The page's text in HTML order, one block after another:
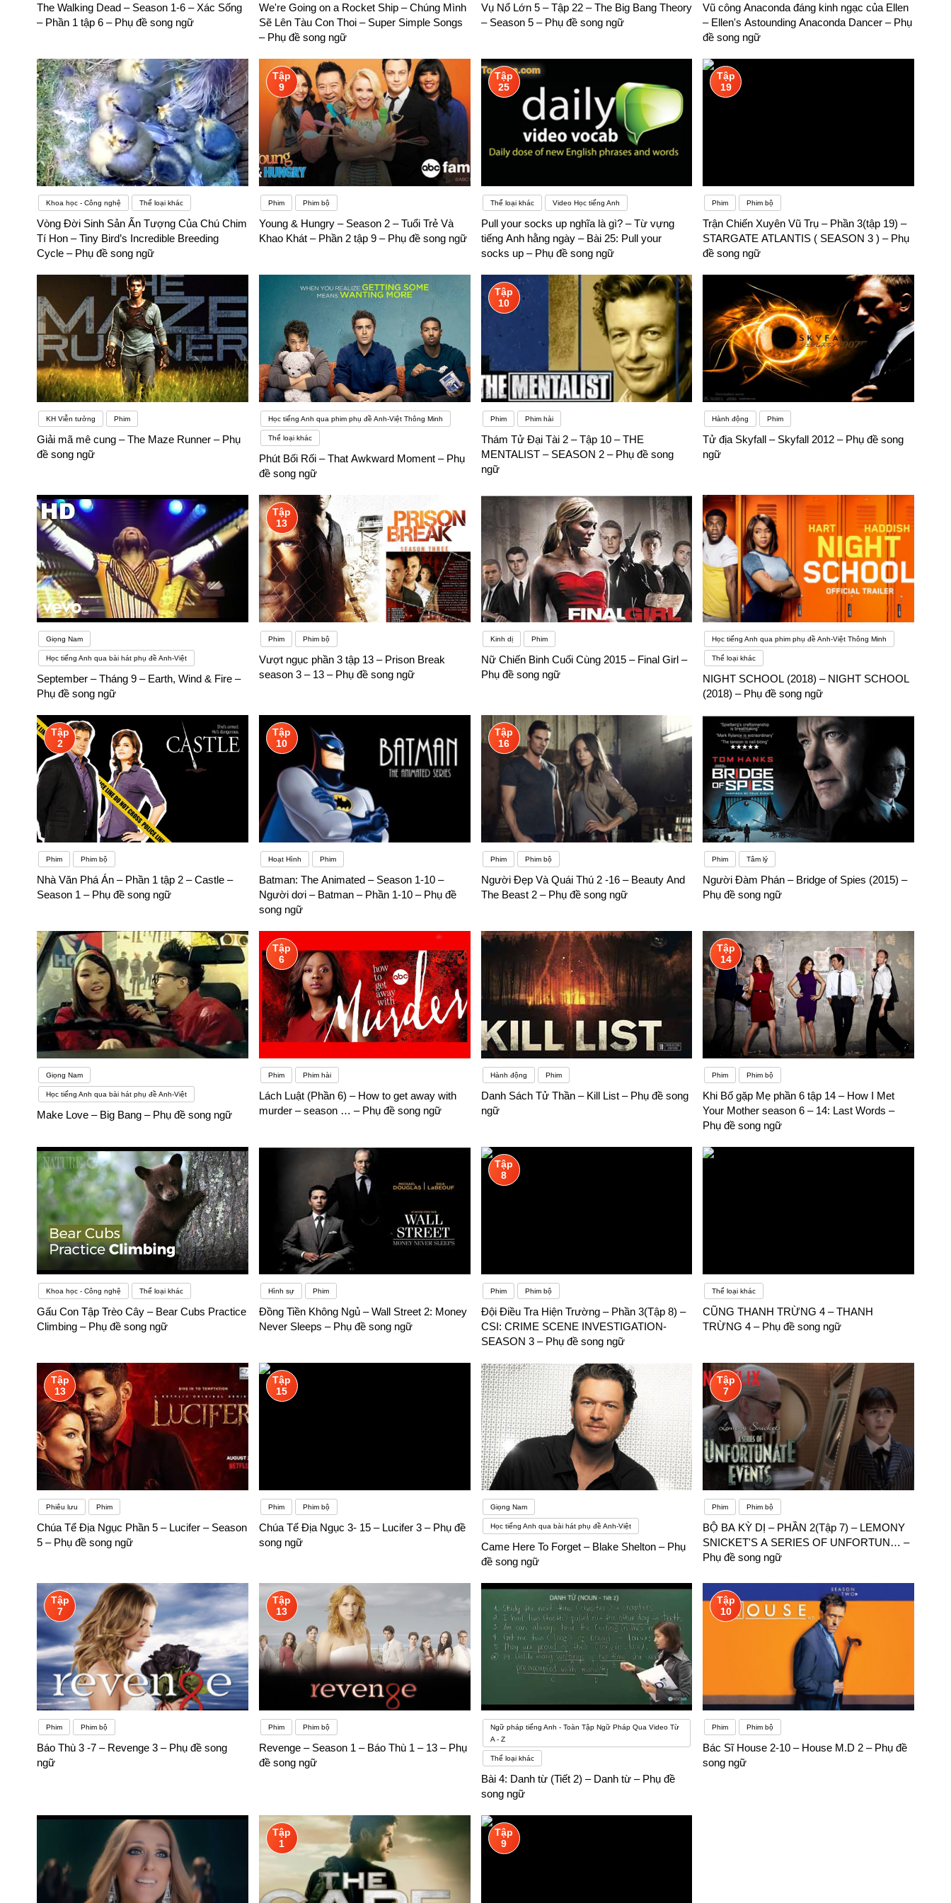
rụt rè. Nhìn chung những khó khăn nêu trên chúng ta đều có thể giải quyết được nếu như chúng ta có niềm đam mê với ngành học này.
The Walking Dead – Season 1-6 – Xác Sống
– Phần 1 tập 6 – Phụ đề song ngữ
We're Going on a Rocket Ship – Chúng Mình
Sẽ Lên Tàu Con Thoi – Super Simple Songs
– Phụ đề song ngữ
Vụ Nổ Lớn 5 – Tập 22 – The Big Bang Theory
– Season 5 – Phụ đề song ngữ
Vũ công Anaconda đáng kinh ngạc của Ellen
– Ellen's Astounding Anaconda Dancer – Phụ
đề song ngữ
Khoa học - Công nghệ Thể loại khác
Vòng Đời Sinh Sản Ấn Tượng Của Chú Chim
Tí Hon – Tiny Bird’s Incredible Breeding
Cycle – Phụ đề song ngữ
Tập
9
Phim Phim bộ
Young & Hungry – Season 2 – Tuổi Trẻ Và
Khao Khát – Phần 2 tập 9 – Phụ đề song ngữ
Tập
25
Thể loại khác Video Học tiếng Anh
Pull your socks up nghĩa là gì? – Từ vựng
tiếng Anh hằng ngày – Bài 25: Pull your
socks up – Phụ đề song ngữ
Tập
19
Phim Phim bộ
Trận Chiến Xuyên Vũ Trụ – Phần 3(tập 19) –
STARGATE ATLANTIS ( SEASON 3 ) – Phụ
đề song ngữ
KH Viễn tưởng Phim
Giải mã mê cung – The Maze Runner – Phụ
đề song ngữ
Học tiếng Anh qua phim phụ đề Anh-Việt Thông Minh
Thể loại khác
Phút Bối Rối – That Awkward Moment – Phụ
đề song ngữ
Tập
10
Phim Phim hài
Thám Tử Đại Tài 2 – Tập 10 – THE
MENTALIST – SEASON 2 – Phụ đề song
ngữ
Hành động Phim
Tử địa Skyfall – Skyfall 2012 – Phụ đề song
ngữ
Giọng Nam
Học tiếng Anh qua bài hát phụ đề Anh-Việt
September – Tháng 9 – Earth, Wind & Fire –
Phụ đề song ngữ
Tập
13
Phim Phim bộ
Vượt ngục phần 3 tập 13 – Prison Break
season 3 – 13 – Phụ đề song ngữ
Kinh dị Phim
Nữ Chiến Binh Cuối Cùng 2015 – Final Girl –
Phụ đề song ngữ
Học tiếng Anh qua phim phụ đề Anh-Việt Thông Minh
Thể loại khác
NIGHT SCHOOL (2018) – NIGHT SCHOOL
(2018) – Phụ đề song ngữ
Tập
2
Phim Phim bộ
Nhà Văn Phá Án – Phần 1 tập 2 – Castle –
Season 1 – Phụ đề song ngữ
Tập
10
Hoạt Hình Phim
Batman: The Animated – Season 1-10 –
Người dơi – Batman – Phần 1-10 – Phụ đề
song ngữ
Tập
16
Phim Phim bộ
Người Đẹp Và Quái Thú 2 -16 – Beauty And
The Beast 2 – Phụ đề song ngữ
Phim Tâm lý
Người Đàm Phán – Bridge of Spies (2015) –
Phụ đề song ngữ
Giọng Nam
Học tiếng Anh qua bài hát phụ đề Anh-Việt
Make Love – Big Bang – Phụ đề song ngữ
Tập
6
Phim Phim hài
Lách Luật (Phần 6) – How to get away with
murder – season … – Phụ đề song ngữ
Hành động Phim
Danh Sách Tử Thần – Kill List – Phụ đề song
ngữ
Tập
14
Phim Phim bộ
Khi Bố gặp Mẹ phần 6 tập 14 – How I Met
Your Mother season 6 – 14: Last Words –
Phụ đề song ngữ
Khoa học - Công nghệ Thể loại khác
Gấu Con Tập Trèo Cây – Bear Cubs Practice
Climbing – Phụ đề song ngữ
Hình sự Phim
Đồng Tiền Không Ngủ – Wall Street 2: Money
Never Sleeps – Phụ đề song ngữ
Tập
8
Phim Phim bộ
Đội Điều Tra Hiện Trường – Phần 3(Tập 8) –
CSI: CRIME SCENE INVESTIGATION-
SEASON 3 – Phụ đề song ngữ
Thể loại khác
CŨNG THANH TRỪNG 4 – THANH
TRỪNG 4 – Phụ đề song ngữ
Tập
13
Phiêu lưu Phim
Chúa Tể Địa Ngục Phần 5 – Lucifer – Season
5 – Phụ đề song ngữ
Tập
15
Phim Phim bộ
Chúa Tể Địa Ngục 3- 15 – Lucifer 3 – Phụ đề
song ngữ
Giọng Nam
Học tiếng Anh qua bài hát phụ đề Anh-Việt
Came Here To Forget – Blake Shelton – Phụ
đề song ngữ
Tập
7
Phim Phim bộ
BỘ BA KỲ DỊ – PHẦN 2(Tập 7) – LEMONY
SNICKET'S A SERIES OF UNFORTUN… –
Phụ đề song ngữ
Tập
7
Phim Phim bộ
Báo Thù 3 -7 – Revenge 3 – Phụ đề song
ngữ
Tập
13
Phim Phim bộ
Revenge – Season 1 – Báo Thù 1 – 13 – Phụ
đề song ngữ
Ngữ pháp tiếng Anh - Toàn Tập Ngữ Pháp Qua Video Từ
A - Z
Thể loại khác
Bài 4: Danh từ (Tiết 2) – Danh từ – Phụ đề
song ngữ
Tập
10
Phim Phim bộ
Bác Sĩ House 2-10 – House M.D 2 – Phụ đề
song ngữ
Tập
1
Tập
9